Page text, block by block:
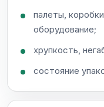
палеты,
оборудование;
хрупкость,
состояние